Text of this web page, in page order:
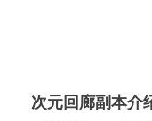
次元回廊副本介